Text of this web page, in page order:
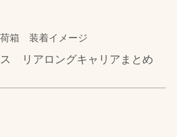
箱 装着イメージ
リアロングキャリアまとめ